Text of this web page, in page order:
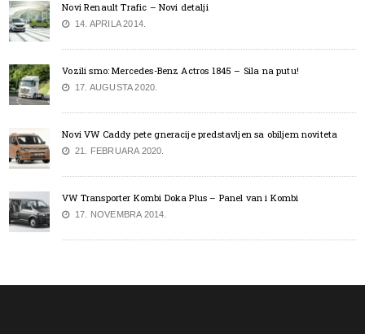
Novi Renault Trafic – Novi detalji
14. APRILA 2014.
Vozili smo: Mercedes-Benz Actros 1845 – Sila na putu!
17. AUGUSTA 2020.
Novi VW Caddy pete gneracije predstavljen sa obiljem noviteta
21. FEBRUARA 2020.
VW Transporter Kombi Doka Plus – Panel van i Kombi
17. NOVEMBRA 2014.